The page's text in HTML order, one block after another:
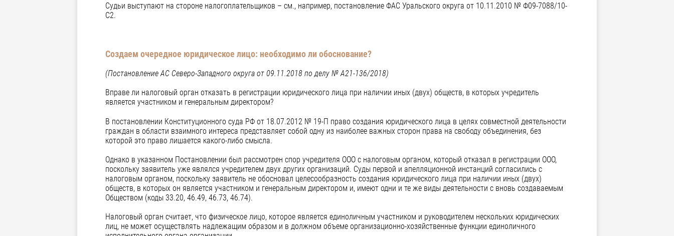
Судьи выступают на стороне налогоплательщиков – см., например, постановление ФАС Уральского округа от 10.11.2010 № Ф09-7088/10-
С2.
Создаем очередное юридическое лицо: необходимо ли обоснование?
(Постановление АС Северо-Западного округа от 09.11.2018 по делу № А21-136/2018)
Вправе ли налоговый орган отказать в регистрации юридического лица при наличии иных (двух) обществ, в которых учредитель
является участником и генеральным директором?
В постановлении Конституционного суда РФ от 18.07.2012 № 19-П право создания юридического лица в целях совместной деятельности
граждан в области взаимного интереса представляет собой одну из наиболее важных сторон права на свободу объединения, без
которой это право лишается какого-либо смысла.
Однако в указанном Постановлении был рассмотрен спор учредителя ООО с налоговым органом, который отказал в регистрации ООО,
поскольку заявитель уже являлся учредителем двух других организаций. Суды первой и апелляционной инстанций согласились с
налоговым органом, поскольку заявитель не обосновал целесообразность создания юридического лица при наличии иных (двух)
обществ, в которых он является участником и генеральным директором и, имеют одни и те же виды деятельности с вновь создаваемым
Обществом (коды 33.20, 46.49, 46.73, 46.74).
Налоговый орган считает, что физическое лицо, которое является единоличным участником и руководителем нескольких юридических
лиц, не может осуществлять надлежащим образом и в должном объеме организационно-хозяйственные функции единоличного